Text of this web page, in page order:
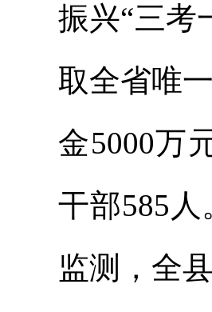
振兴“三考
取全省唯
金5000万
干部585
监测，全